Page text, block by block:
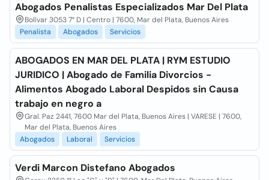
Abogados Penalistas Especializados Mar Del Plata
Bolívar 3053 7° D | Centro | 7600, Mar del Plata, Buenos Aires
Penalista
Abogados Servicios
ABOGADOS EN MAR DEL PLATA | RYM ESTUDIO
JURIDICO | Abogado de Familia Divorcios -
Alimentos Abogado Laboral Despidos sin Causa
trabajo en negro a
Gral. Paz 2441, 7600 Mar del Plata, Buenos Aires | VARESE | 7600,
Mar del Plata, Buenos Aires
Abogados
Laboral Servicios
Verdi Marcon Distefano Abogados